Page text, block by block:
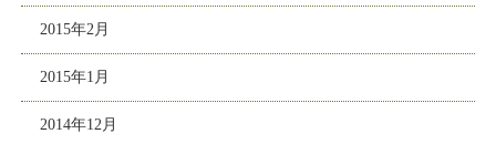
2015年2月
2015年1月
2014年12月